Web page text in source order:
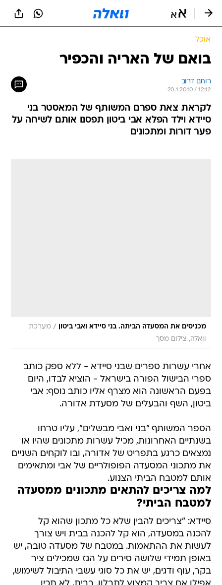
אוכל
בואם של האריה והכפיר
רותם דרוב
20.1.2010 / 12:12
לקראת צאת ספרם המשותף של המאסטר בני
סיידא וילד הפלא אבי ביטון תפסנו אותם לשיחה על
פער דורות ומתכונים
מכניסים את המסעדה הביתה. בני סיידא ואבי ביטון / מערכת
וואלה, צילום מסך
אחרי עשרות ספרים שבני סיידא - ללא ספק כותב
ספרי הבישול הפורה בישראל - הוציא לבדו, היום
בפעם הראשונה הוא מצרף אליו כותב נוסף: אבי
ביטון, השף והבעלים של מסעדת אדורה.
הספר המשותף "בני ואבי מבשלים", עליו טרחו
בשנתיים האחרונות, מכיל עשרות מתכונים שהיו או
נמצאים כרגע בתפריט של אדורה, ובו לוקחים השניים
את מתכוני המסעדה הפופולריים של אבי ומתאימים
אותם למטבח הביתי הצנוע.
למה צריכים להתאים מתכונים ממסעדה
למטבח הביתי?
סיידא: "צריכים להבין שלא כל מתכון שהוא קל
להכנה במסעדה, הוא קל להכנה בבית ויש צורך
לעשות את ההתאמות. במטבח של מסעדה טובה, יש
באופן תמידי שלושה סירים על הגז שמכילים ציר
בקר, עוף ודגים, יש את כל סוגי עשבי התיבול לשימוש,